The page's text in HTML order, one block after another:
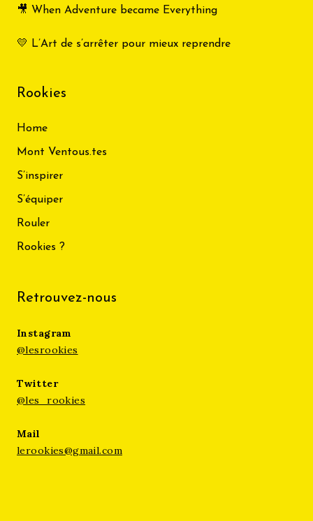
🎥 When Adventure became Everything
💛 L’Art de s’arrêter pour mieux reprendre
Rookies
Home
Mont Ventous.tes
S’inspirer
S’équiper
Rouler
Rookies ?
Retrouvez-nous
Instagram
@lesrookies
Twitter
@les_rookies
Mail
lerookies@gmail.com